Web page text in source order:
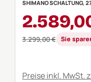
SHIMANO SCHALTUNG,
Regulärer Preis:
3.299,00 € Sie
Preise inkl. MwSt.